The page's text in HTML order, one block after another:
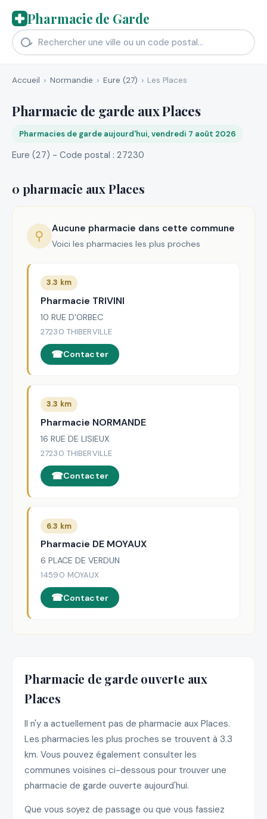
Pharmacie de Garde
Accueil Normandie Eure (27) Les Places
Pharmacie de garde aux Places
Pharmacies de garde aujourd'hui, vendredi 7 août 2026
Eure (27) - Code postal : 27230
0 pharmacie aux Places
⚲ Aucune pharmacie dans cette commune
Voici les pharmacies les plus proches
3.3 km
Pharmacie TRIVINI
10 RUE D'ORBEC
27230 THIBERVILLE
Contacter
3.3 km
Pharmacie NORMANDE
16 RUE DE LISIEUX
27230 THIBERVILLE
Contacter
6.3 km
Pharmacie DE MOYAUX
6 PLACE DE VERDUN
14590 MOYAUX
Contacter
Pharmacie de garde ouverte aux
Places
Il n'y a actuellement pas de pharmacie aux Places.
Les pharmacies les plus proches se trouvent à 3.3
km. Vous pouvez également consulter les
communes voisines ci-dessous pour trouver une
pharmacie de garde ouverte aujourd'hui.
Que vous soyez de passage ou que vous fassiez